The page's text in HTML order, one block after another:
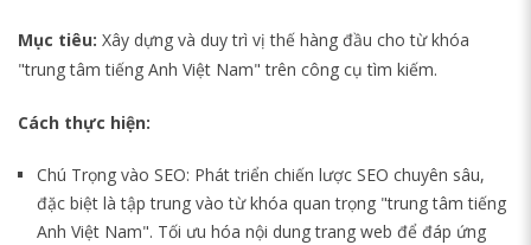
Mục tiêu: Xây dựng và duy trì vị thế hàng đầu cho từ khóa
"trung tâm tiếng Anh Việt Nam" trên công cụ tìm kiếm.
Cách thực hiện:
Chú Trọng vào SEO: Phát triển chiến lược SEO chuyên sâu,
đặc biệt là tập trung vào từ khóa quan trọng "trung tâm tiếng
Anh Việt Nam". Tối ưu hóa nội dung trang web để đáp ứng